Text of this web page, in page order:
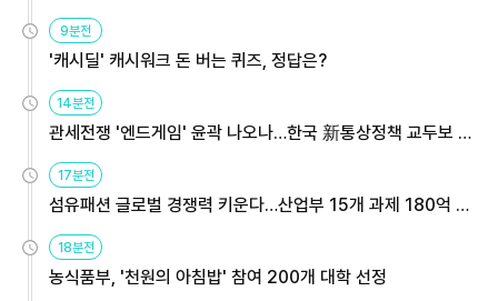
9분전
'캐시딜' 캐시워크 돈 버는 퀴즈, 정답은?
14분전
관세전쟁 '엔드게임' 윤곽 나오나…한국 新통상정책 교두보 활
17분전
섬유패션 글로벌 경쟁력 키운다…산업부 15개 과제 180억 지
18분전
농식품부, '천원의 아침밥' 참여 200개 대학 선정